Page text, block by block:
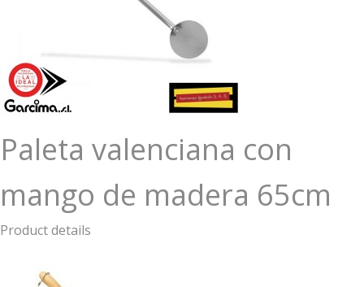
Paleta valenciana con
mango de madera 65cm
Product details